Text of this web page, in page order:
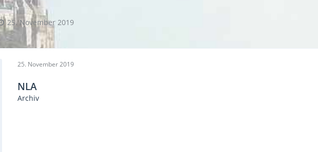
25. November 2019
25. November 2019
NLA
Archiv